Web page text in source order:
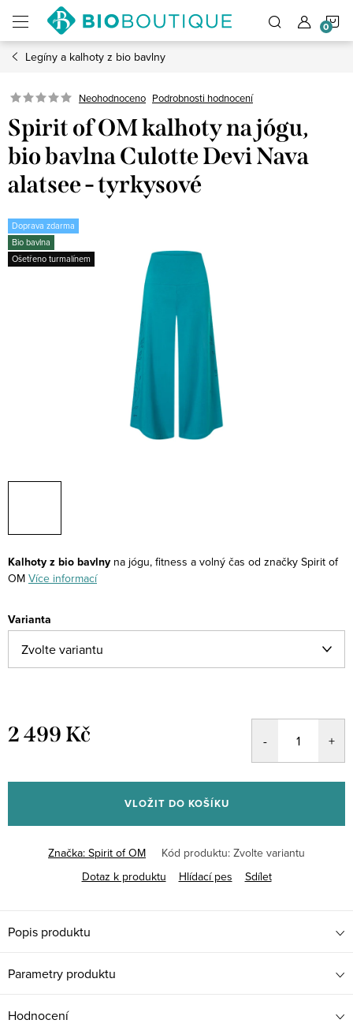
obsah
Legíny a kalhoty z bio bavlny
Neohodnoceno Podrobnosti hodnocení
Spirit of OM kalhoty na jógu,
bio bavlna Culotte Devi Nava
alatsee - tyrkysové
Doprava zdarma
Bio bavlna
Ošetřeno turmalínem
Kalhoty z bio bavlny na jógu, fitness a volný čas od značky Spirit of
OM Více informací
Varianta
2 499 Kč
VLOŽIT DO KOŠÍKU
Značka: Spirit of OM Kód produktu: Zvolte variantu
Dotaz k produktu
Hlídací pes Sdílet
Popis produktu
Parametry produktu
Hodnocení